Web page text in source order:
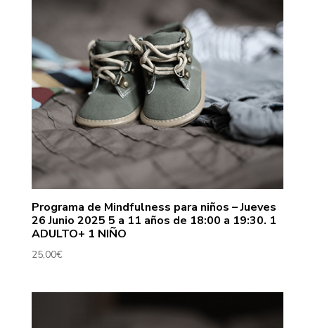
Programa de Mindfulness para niños – Jueves
26 Junio 2025 5 a 11 años de 18:00 a 19:30. 1
ADULTO+ 1 NIÑO
25,00€